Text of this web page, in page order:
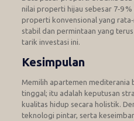
nilai properti hijau sebesar 7‑9
properti konvensional yang
stabil dan permintaan yang
tarik investasi ini.
Kesimpulan
Memilih apartemen mediterania
tinggal; itu adalah keputusan
kualitas hidup secara holistik.
teknologi pintar, serta